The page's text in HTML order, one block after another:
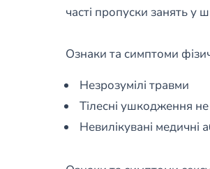
часті пропуски занять у
Ознаки та симптоми
Незрозумілі травми
Тілесні ушкодження
Невилікувані медичні